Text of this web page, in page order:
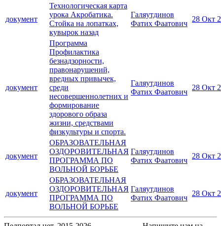
документ
Технологическая карта
урока Акробатика.
Стойка на лопатках,
кувырок назад
Галяутдинов
Фатих Фаатович
28 Окт
документ
Программа
Профилактика
безнадзорности,
правонарушений,
вредных привычек,
среди
несовершеннолетних и
формирование
здорового образа
жизни, средствами
физкультуры и спорта.
Галяутдинов
Фатих Фаатович
28 Окт
документ
ОБРАЗОВАТЕЛЬНАЯ
ОЗДОРОВИТЕЛЬНАЯ
ПРОГРАММА ПО
ВОЛЬНОЙ БОРЬБЕ
Галяутдинов
Фатих Фаатович
28 Окт
документ
ОБРАЗОВАТЕЛЬНАЯ
ОЗДОРОВИТЕЛЬНАЯ
ПРОГРАММА ПО
ВОЛЬНОЙ БОРЬБЕ
Галяутдинов
Фатих Фаатович
28 Окт